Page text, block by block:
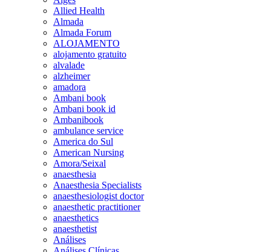
Allied Health
Almada
Almada Forum
ALOJAMENTO
alojamento gratuito
alvalade
alzheimer
amadora
Ambani book
Ambani book id
Ambanibook
ambulance service
America do Sul
American Nursing
Amora/Seixal
anaesthesia
Anaesthesia Specialists
anaesthesiologist doctor
anaesthetic practitioner
anaesthetics
anaesthetist
Análises